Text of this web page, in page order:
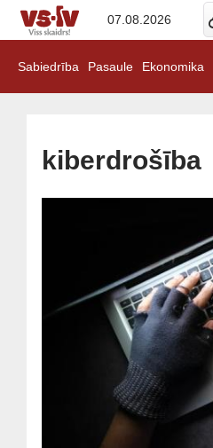
07.08.2026
Sabiedrība Pasaule Ekonomika
kiberdrošība